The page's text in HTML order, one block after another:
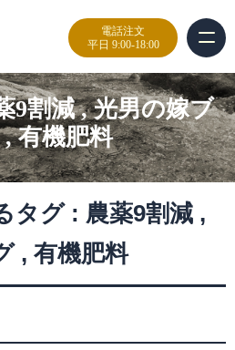
電話注文
平日 9:00-18:00
9割減,光男の嫁ブ
有機肥料
タグ : 農薬9割減 ,
, 有機肥料